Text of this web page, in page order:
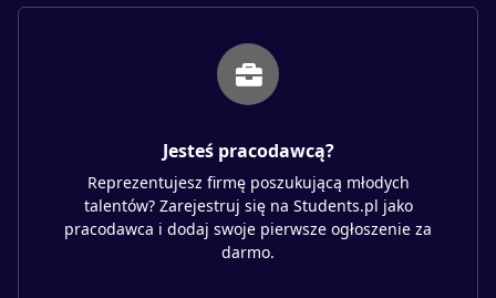
Jesteś pracodawcą?
Reprezentujesz firmę poszukującą młodych
talentów? Zarejestruj się na Students.pl jako
pracodawca i dodaj swoje pierwsze ogłoszenie za
darmo.